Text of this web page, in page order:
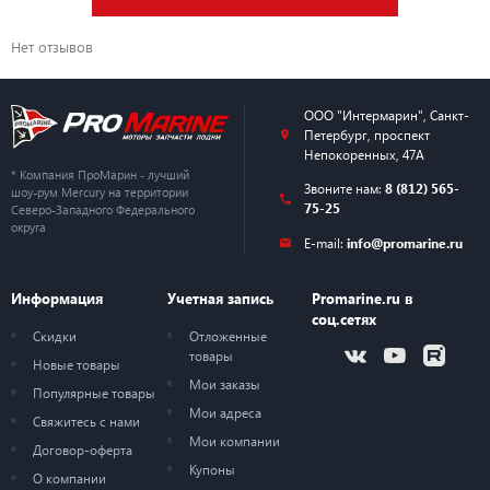
Нет отзывов
* Компания ПроМарин - лучший
шоу-рум Mercury на территории
Северо-Западного Федерального
округа
ООО "Интермарин" Санкт-
Петербург, проспект
Непокоренных, 47А
Звоните нам: 8 (812) 565-
75-25
E-mail: info@promarine.ru
Информация
Скидки
Новые товары
Популярные товары
Свяжитесь с нами
Договор-оферта
О компании
Учетная запись
Отложенные
товары
Мои заказы
Мои адреса
Мои компании
Купоны
Promarine.ru в
соц.сетях